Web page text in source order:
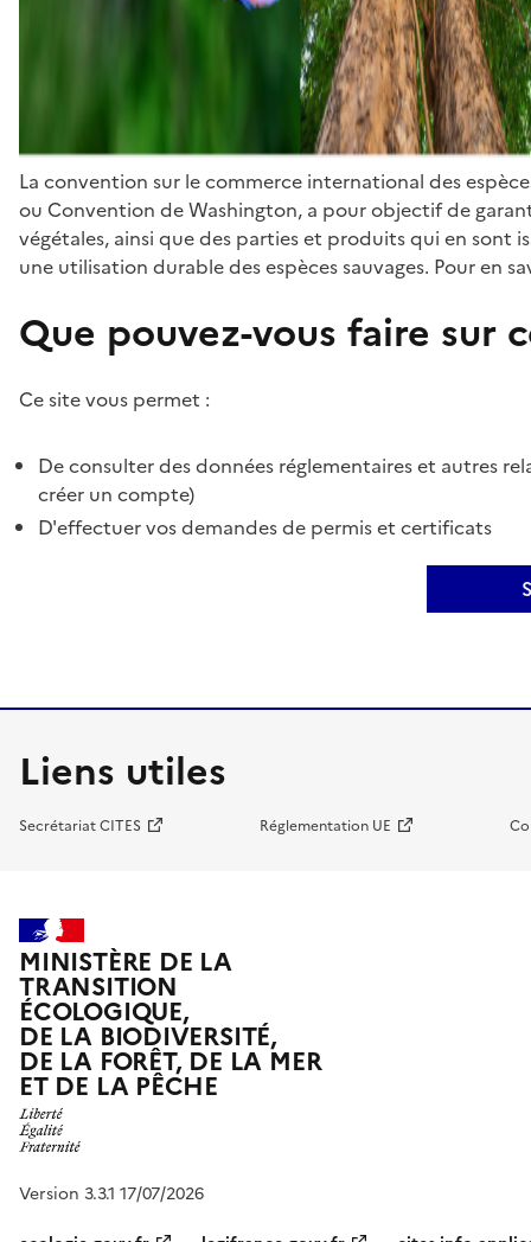
La convention sur le commerce international des
ou Convention de Washington, a pour objectif de
végétales, ainsi que des parties et produits qui en sont
une utilisation durable des espèces sauvages. Pour en
Que pouvez-vous faire sur
Ce site vous permet :
De consulter des données réglementaires et autres
créer un compte)
D'effectuer vos demandes de permis et certificats
Liens utiles
Secrétariat CITES Réglementation UE
MINISTÈRE DE LA
TRANSITION
ÉCOLOGIQUE,
DE LA BIODIVERSITÉ,
DE LA FORÊT, DE LA MER
ET DE LA PÊCHE
Version 3.3.1 17/07/2026